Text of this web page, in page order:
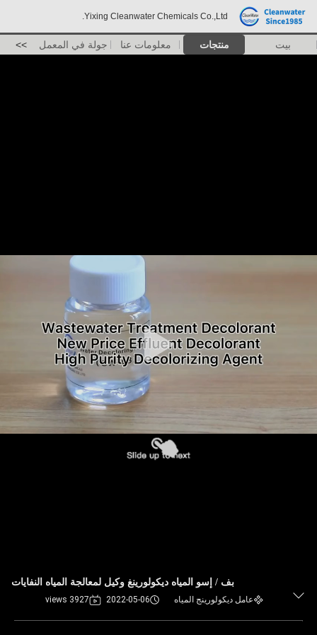
Yixing Cleanwater Chemicals Co.,Ltd.
بيت منتجات معلومات عنا جولة في المعمل >>
بف / إسو المياه ديكولورينغ وكيل لمعالجة المياه النفايات
عامل ديكولورينج المياه 2022-05-06
3927 views